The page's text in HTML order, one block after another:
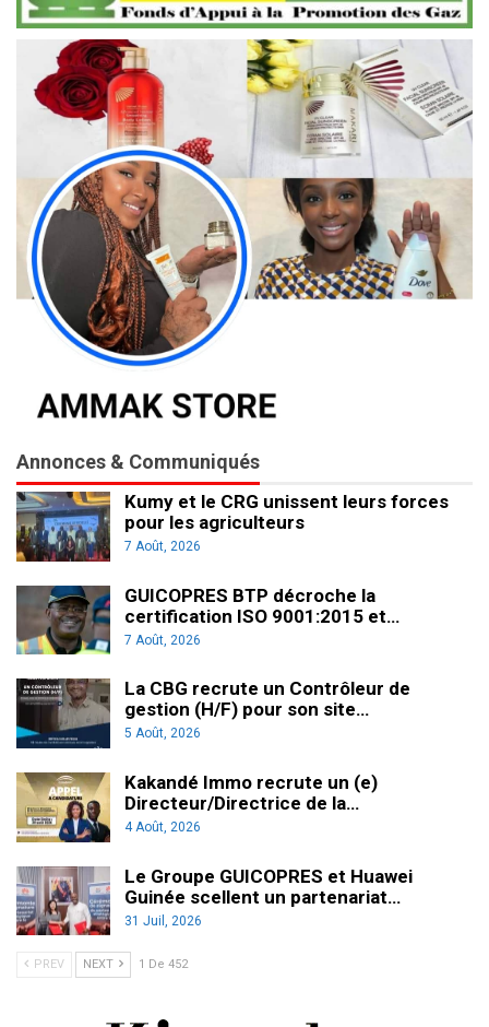
Annonces & Communiqués
Kumy et le CRG unissent leurs forces
pour les agriculteurs
7 Août, 2026
GUICOPRES BTP décroche la
certification ISO 9001:2015 et…
7 Août, 2026
La CBG recrute un Contrôleur de
gestion (H/F) pour son site…
5 Août, 2026
Kakandé Immo recrute un (e)
Directeur/Directrice de la…
4 Août, 2026
Le Groupe GUICOPRES et Huawei
Guinée scellent un partenariat…
31 Juil, 2026
PREV NEXT 1 De 452